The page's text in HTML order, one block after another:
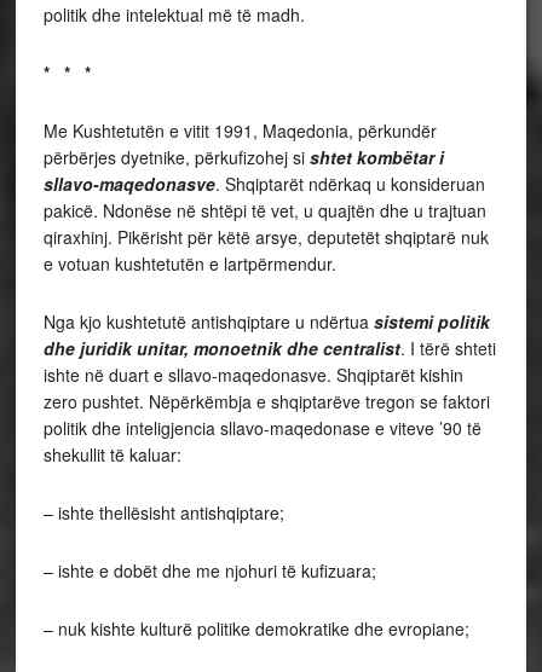
politik dhe intelektual më të madh.
* * *
Me Kushtetutën e vitit 1991, Maqedonia, përkundër
përbërjes dyetnike, përkufizohej si shtet kombëtar i
sllavo-maqedonasve. Shqiptarët ndërkaq u konsideruan
pakicë. Ndonëse në shtëpi të vet, u quajtën dhe u trajtuan
qiraxhinj. Pikërisht për këtë arsye, deputetët shqiptarë nuk
e votuan kushtetutën e lartpërmendur.
Nga kjo kushtetutë antishqiptare u ndërtua sistemi politik
dhe juridik unitar, monoetnik dhe centralist. I tërë shteti
ishte në duart e sllavo-maqedonasve. Shqiptarët kishin
zero pushtet. Nëpërkëmbja e shqiptarëve tregon se faktori
politik dhe inteligjencia sllavo-maqedonase e viteve ’90 të
shekullit të kaluar:
– ishte thellësisht antishqiptare;
– ishte e dobët dhe me njohuri të kufizuara;
– nuk kishte kulturë politike demokratike dhe evropiane;